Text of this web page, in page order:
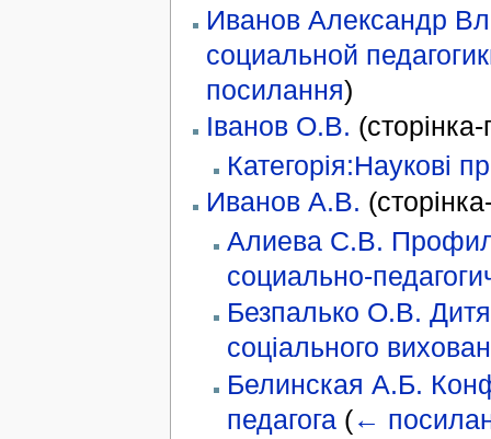
Иванов Александр
социальной
посилання)
Іванов О.В.
Категорія:Наукові
Иванов А.В.
Алиева С.В.
социально-
Безпалько О.В.
соціального
Белинская А.Б.
педагога (←